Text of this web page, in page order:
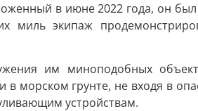
в июне 2022 года, он
миль экипаж
им миноподобных
в морском грунте, не входя в
устройствам.